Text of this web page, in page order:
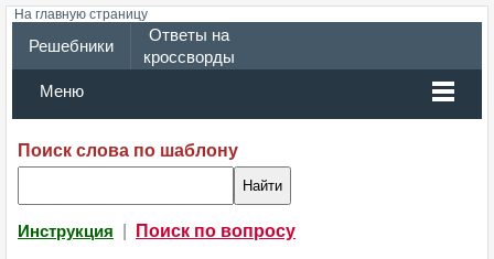
На главную страницу
Решебники
Ответы на
кроссворды
Меню
Поиск слова по шаблону
Инструкция Поиск по вопросу